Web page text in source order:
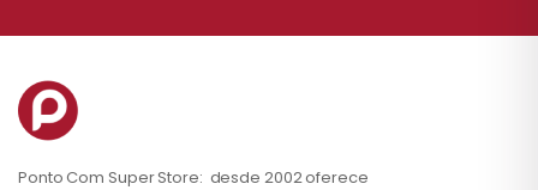
Ponto Com Super Store: desde 2002 oferece